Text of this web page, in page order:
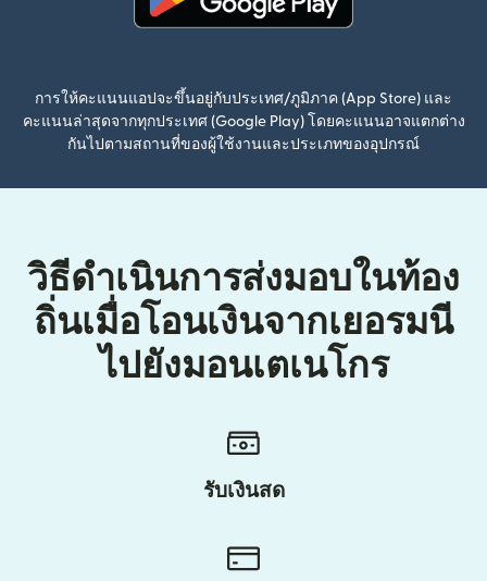
การให้คะแนนแอปจะขึ้นอยู่กับประเทศ/ภูมิภาค (App Store) และ
คะแนนล่าสุดจากทุกประเทศ (Google Play) โดยคะแนนอาจแตกต่าง
กันไปตามสถานที่ของผู้ใช้งานและประเภทของอุปกรณ์
วิธีดำเนินการส่งมอบในท้อง
ถิ่นเมื่อโอนเงินจากเยอรมนี
ไปยังมอนเตเนโกร
รับเงินสด